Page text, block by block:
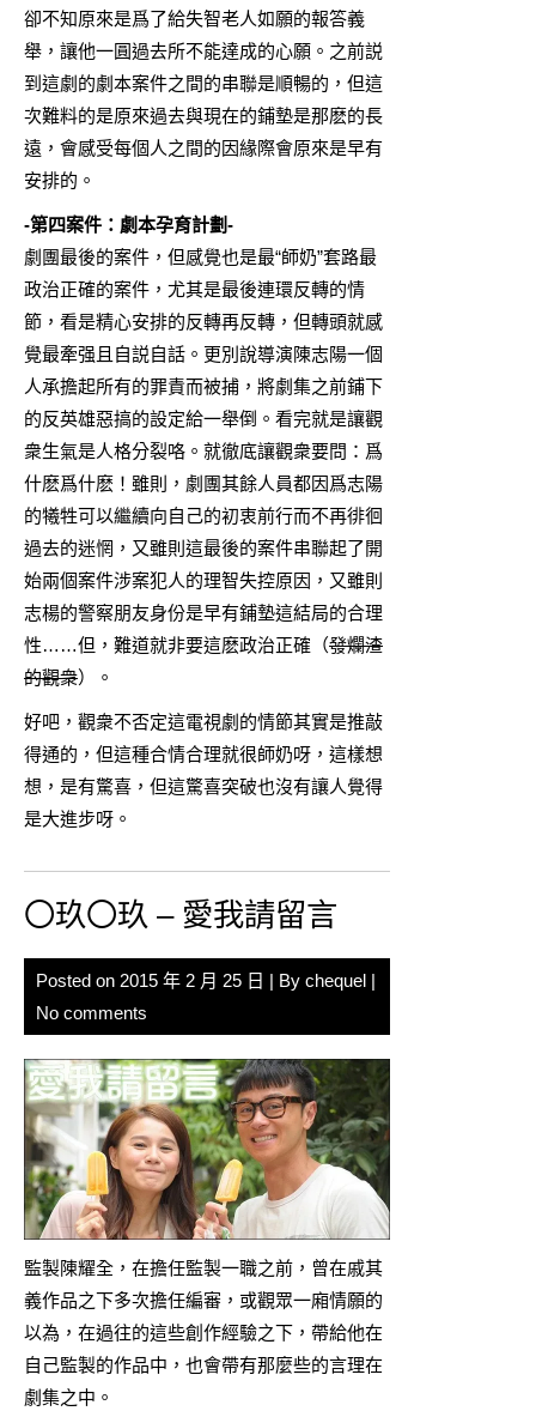
卻不知原來是爲了給失智老人如願的報答義
舉，讓他一圓過去所不能達成的心願。之前説
到這劇的劇本案件之間的串聯是順暢的，但這
次難料的是原來過去與現在的鋪墊是那麽的長
遠，會感受每個人之間的因緣際會原來是早有
安排的。
-第四案件：劇本孕育計劃-
劇團最後的案件，但感覺也是最“師奶”套路最
政治正確的案件，尤其是最後連環反轉的情
節，看是精心安排的反轉再反轉，但轉頭就感
覺最牽强且自説自話。更別說導演陳志陽一個
人承擔起所有的罪責而被捕，將劇集之前鋪下
的反英雄惡搞的設定給一舉倒。看完就是讓觀
衆生氣是人格分裂咯。就徹底讓觀衆要問：爲
什麽爲什麽！雖則，劇團其餘人員都因爲志陽
的犧牲可以繼續向自己的初衷前行而不再徘徊
過去的迷惘，又雖則這最後的案件串聯起了開
始兩個案件涉案犯人的理智失控原因，又雖則
志楊的警察朋友身份是早有鋪墊這結局的合理
性……但，難道就非要這麽政治正確（發爛渣
的觀衆）。
好吧，觀衆不否定這電視劇的情節其實是推敲
得通的，但這種合情合理就很師奶呀，這樣想
想，是有驚喜，但這驚喜突破也沒有讓人覺得
是大進步呀。
〇玖〇玖 – 愛我請留言
Posted on 2015 年 2 月 25 日 | By chequel |
No comments
監製陳耀全，在擔任監製一職之前，曾在戚其
義作品之下多次擔任編審，或觀眾一廂情願的
以為，在過往的這些創作經驗之下，帶給他在
自己監製的作品中，也會帶有那麼些的言理在
劇集之中。